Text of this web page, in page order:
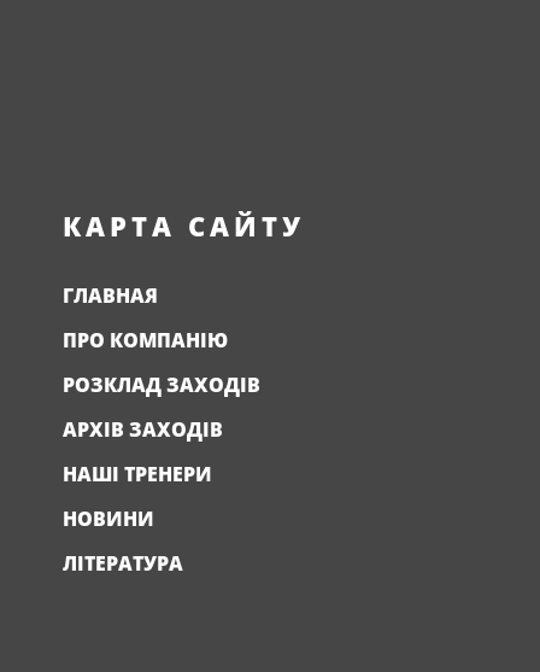
КАРТА САЙТУ
ГЛАВНАЯ
ПРО КОМПАНІЮ
РОЗКЛАД ЗАХОДІВ
АРХІВ ЗАХОДІВ
НАШІ ТРЕНЕРИ
НОВИНИ
ЛІТЕРАТУРА